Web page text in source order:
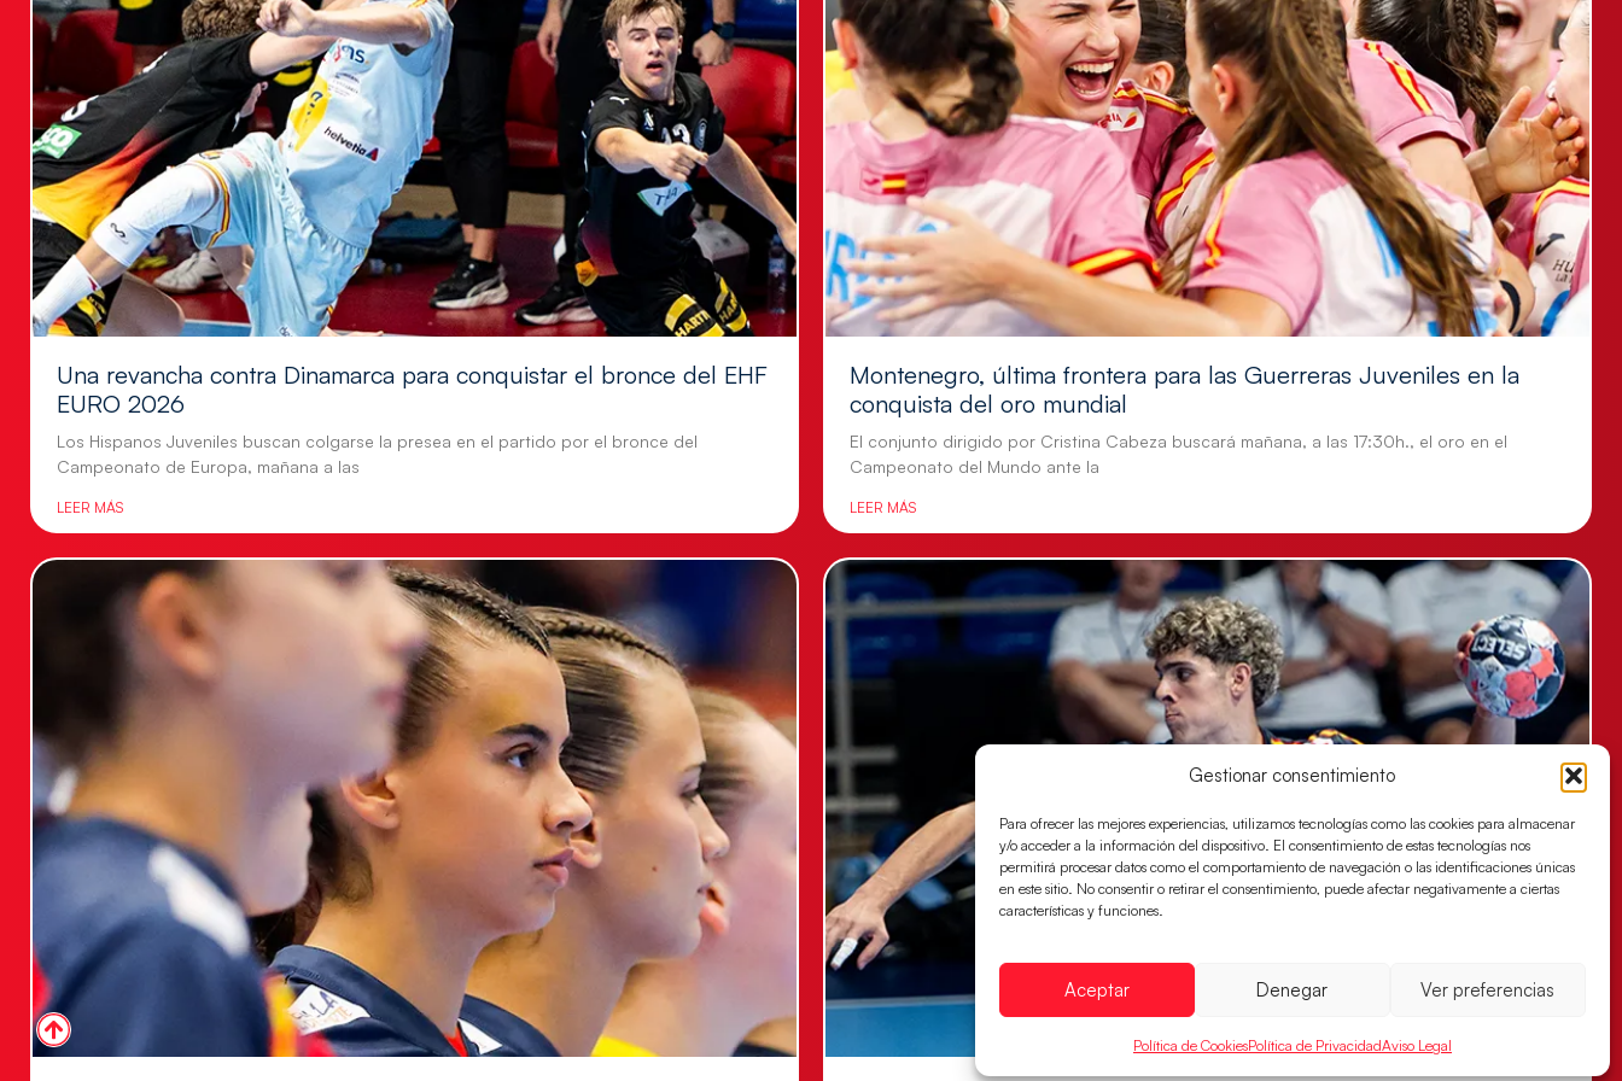
Gestionar consentimiento
Para ofrecer las mejores experiencias, utilizamos tecnologías como las cookies para almacenar
y/o acceder a la información del dispositivo. El consentimiento de estas tecnologías nos
permitirá procesar datos como el comportamiento de navegación o las identificaciones únicas
en este sitio. No consentir o retirar el consentimiento, puede afectar negativamente a ciertas
características y funciones.
Aceptar Denegar Ver preferencias
Política de CookiesPolítica de PrivacidadAviso Legal
Una revancha contra Dinamarca para conquistar el bronce del EHF
EURO 2026
Los Hispanos Juveniles buscan colgarse la presea en el partido por el bronce del
Campeonato de Europa, mañana a las
LEER MÁS
Montenegro, última frontera para las Guerreras Juveniles en la
conquista del oro mundial
El conjunto dirigido por Cristina Cabeza buscará mañana, a las 17:30h., el oro en el
Campeonato del Mundo ante la
LEER MÁS